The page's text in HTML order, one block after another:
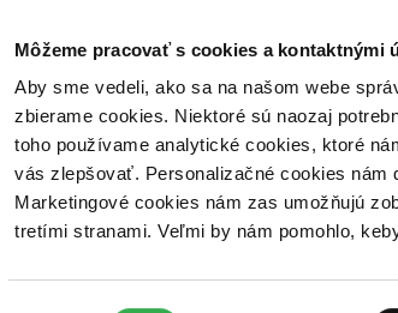
Môžeme pracovať s cookies a kontaktnými
Aby sme vedeli, ako sa na našom webe
zbierame cookies. Niektoré sú naozaj
toho používame analytické cookies, ktoré
vás zlepšovať. Personalizačné cookies nám
Marketingové cookies nám zas umožňujú
tretími stranami. Veľmi by nám pomohlo,
Poukážky Kontakt